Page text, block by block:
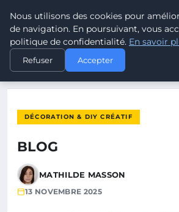
ELECTRODESTOCKS
ACCUEIL
DÉCORATION & DIY CRÉATIF
BLOG
MATHILDE MASSON
13 NOVEMBRE 2025
Nous utilisons des cookies pour
de navigation. En poursuivant, vous
politique de confidentialité. En savoir
Refuser Accepter